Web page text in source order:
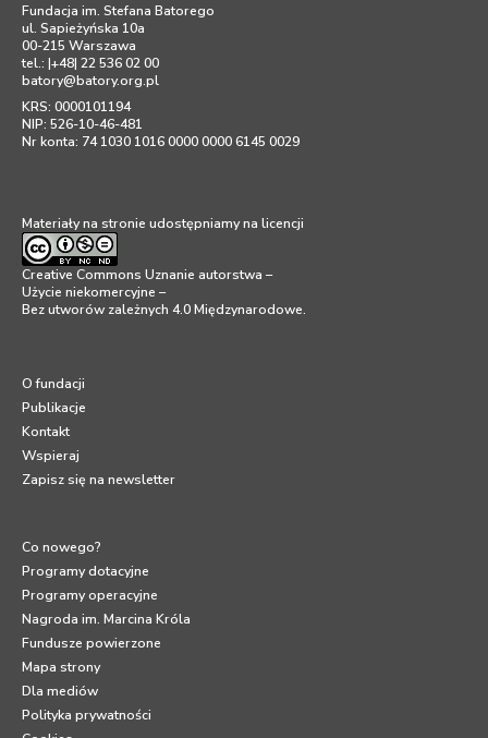
Fundacja im. Stefana Batorego
ul. Sapieżyńska 10a
00-215 Warszawa
tel.: |+48| 22 536 02 00
batory@batory.org.pl
KRS: 0000101194
NIP: 526-10-46-481
Nr konta: 74 1030 1016 0000 0000 6145 0029
Materiały na stronie udostępniamy na licencji
Creative Commons Uznanie autorstwa –
Użycie niekomercyjne –
Bez utworów zależnych 4.0 Międzynarodowe.
O fundacji
Publikacje
Kontakt
Wspieraj
Zapisz się na newsletter
Co nowego?
Programy dotacyjne
Programy operacyjne
Nagroda im. Marcina Króla
Fundusze powierzone
Mapa strony
Dla mediów
Polityka prywatności